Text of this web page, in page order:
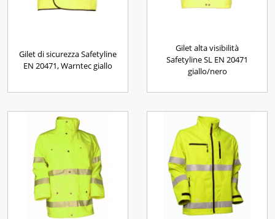
Gilet di sicurezza Safetyline
EN 20471, Warntec giallo
Gilet alta visibilità
Safetyline SL EN 20471
giallo/nero